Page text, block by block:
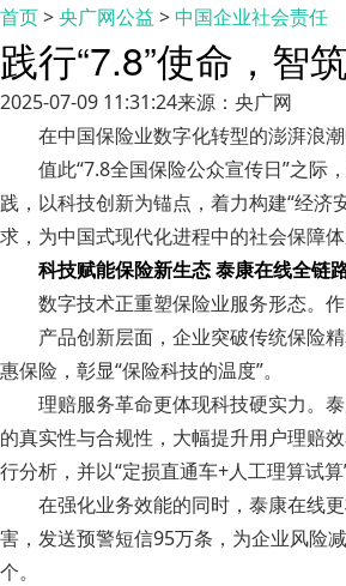
首页>央广网公益 >中国企业社会责任
践行“7.8”使命，智
2025-07-09 11:31:24来源：央广网
在中国保险业数字化转型的澎湃浪
值此“7.8全国保险公众宣传日”之际
践，以科技创新为锚点，着力构建“经济
求，为中国式现代化进程中的社会保障体
科技赋能保险新生态 泰康在线全链
数字技术正重塑保险业服务形态。
产品创新层面，企业突破传统保险
惠保险，彰显“保险科技的温度”。
理赔服务革命更体现科技硬实力。
的真实性与合规性，大幅提升用户理赔
行分析，并以“定损直通车+人工理算试
在强化业务效能的同时，泰康在线
害，发送预警短信95万条，为企业风险
个。